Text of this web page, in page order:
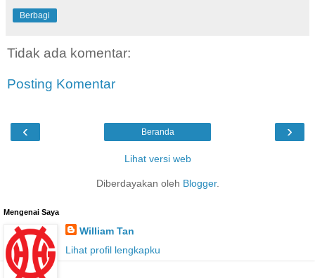
Berbagi
Tidak ada komentar:
Posting Komentar
‹ ›
Beranda
Lihat versi web
Diberdayakan oleh Blogger.
Mengenai Saya
William Tan
Lihat profil lengkapku